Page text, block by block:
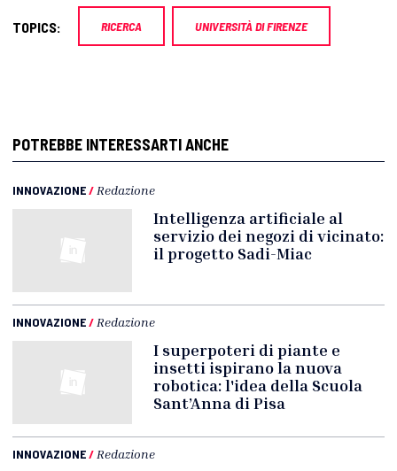
TOPICS: RICERCA UNIVERSITÀ DI FIRENZE
POTREBBE INTERESSARTI ANCHE
INNOVAZIONE/ Redazione
Intelligenza artificiale al
servizio dei negozi di vicinato:
il progetto Sadi-Miac
INNOVAZIONE/ Redazione
I superpoteri di piante e
insetti ispirano la nuova
robotica: l'idea della Scuola
Sant’Anna di Pisa
INNOVAZIONE/ Redazione